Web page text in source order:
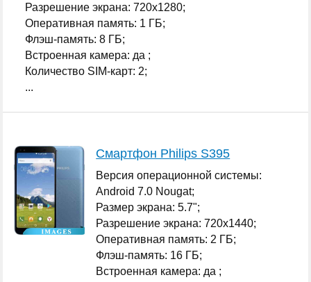
Разрешение экрана: 720x1280;
Оперативная память: 1 ГБ;
Флэш-память: 8 ГБ;
Встроенная камера: да ;
Количество SIM-карт: 2;
...
Смартфон Philips S395
Версия операционной системы:
Android 7.0 Nougat;
Размер экрана: 5.7";
Разрешение экрана: 720x1440;
Оперативная память: 2 ГБ;
Флэш-память: 16 ГБ;
Встроенная камера: да ;